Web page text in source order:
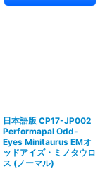
日本語版 CP17-JP002
Performapal Odd-
Eyes Minitaurus EMオ
ッドアイズ・ミノタウロ
ス (ノーマル)